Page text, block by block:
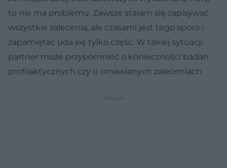
to nie ma problemu. Zawsze staram się zapisywać
wszystkie zalecenia, ale czasami jest tego sporo i
zapamiętać uda się tylko część. W takiej sytuacji
partner może przypomnieć o konieczności badań
profilaktycznych czy o omawianych zaleceniach.